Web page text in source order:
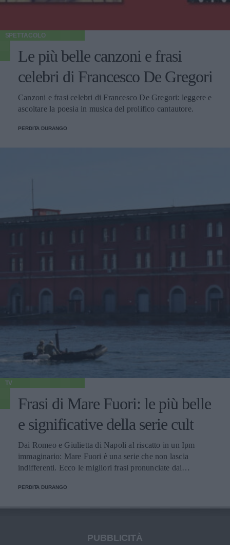
SPETTACOLO
Le più belle canzoni e frasi
celebri di Francesco De Gregori
Canzoni e frasi celebri di Francesco De Gregori: leggere e
ascoltare la poesia in musica del prolifico cantautore.
PERDITA DURANGO
TV
Frasi di Mare Fuori: le più belle
e significative della serie cult
Dai Romeo e Giulietta di Napoli al riscatto in un Ipm
immaginario: Mare Fuori è una serie che non lascia
indifferenti. Ecco le migliori frasi pronunciate dai
PERDITA DURANGO
PUBBLICITÀ